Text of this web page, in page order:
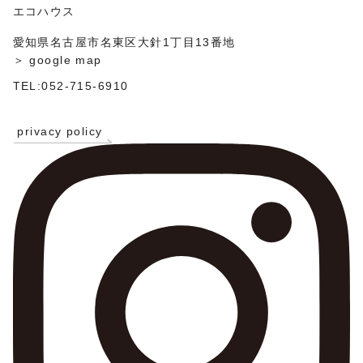
ンエコハウス
愛知県名古屋市名東区大針1丁目13番地
＞ google map
TEL:052-715-6910
privacy policy